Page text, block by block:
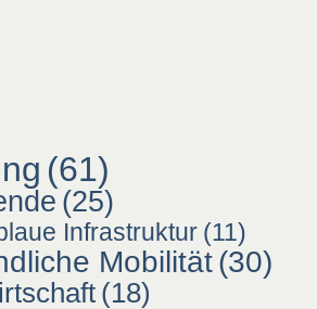
(61)
(25)
Infrastruktur (11)
Mobilität(30)
(18)